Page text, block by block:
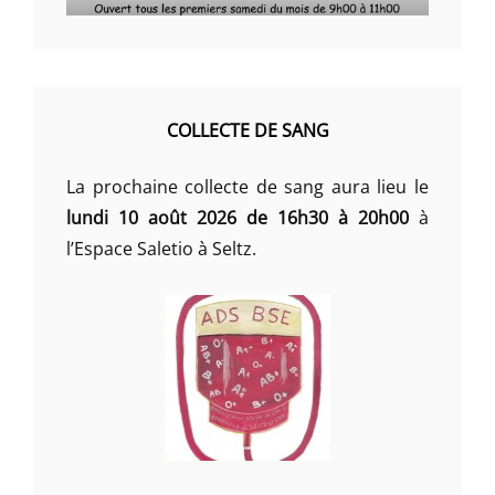
COLLECTE DE SANG
La prochaine collecte de sang aura lieu le
lundi 10 août 2026 de 16h30 à 20h00 à
l’Espace Saletio à Seltz.